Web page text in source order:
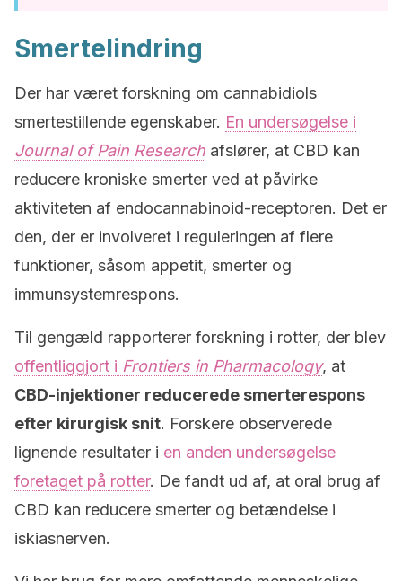
Smertelindring
Der har været forskning om cannabidiols
smertestillende egenskaber. En undersøgelse i
Journal of Pain Research afslører, at CBD kan
reducere kroniske smerter ved at påvirke
aktiviteten af endocannabinoid-receptoren. Det er
den, der er involveret i reguleringen af flere
funktioner, såsom appetit, smerter og
immunsystemrespons.
Til gengæld rapporterer forskning i rotter, der blev
offentliggjort i Frontiers in Pharmacology, at
CBD-injektioner reducerede smerterespons
efter kirurgisk snit. Forskere observerede
lignende resultater i en anden undersøgelse
foretaget på rotter. De fandt ud af, at oral brug af
CBD kan reducere smerter og betændelse i
iskiasnerven.